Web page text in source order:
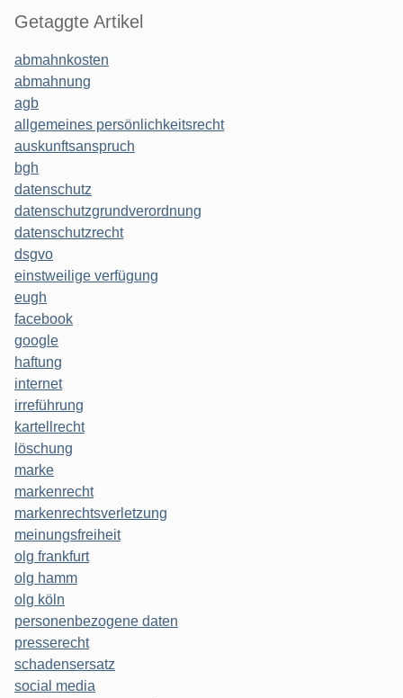
Getaggte Artikel
abmahnkosten
abmahnung
agb
allgemeines persönlichkeitsrecht
auskunftsanspruch
bgh
datenschutz
datenschutzgrundverordnung
datenschutzrecht
dsgvo
einstweilige verfügung
eugh
facebook
google
haftung
internet
irreführung
kartellrecht
löschung
marke
markenrecht
markenrechtsverletzung
meinungsfreiheit
olg frankfurt
olg hamm
olg köln
personenbezogene daten
presserecht
schadensersatz
social media